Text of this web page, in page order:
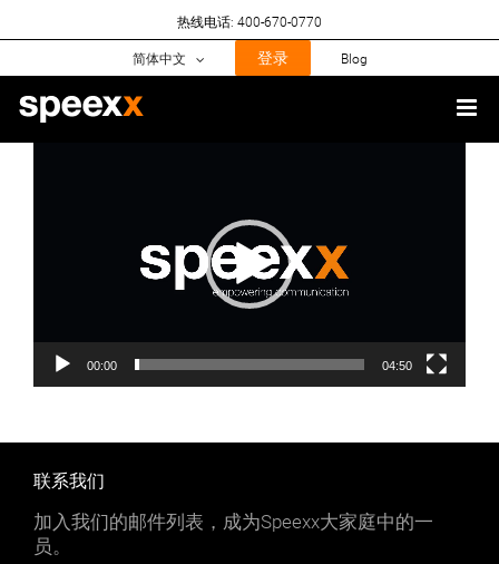
to
热线电话: 400-670-0770
简体中文 登录 Blog
00:00 04:50
联系我们
加入我们的邮件列表，成为Speexx大家庭中的一
员。